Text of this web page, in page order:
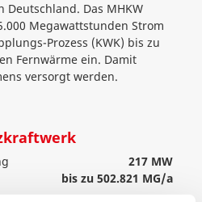
Das MHKW
Megawattstunden Strom
Prozess (KWK) bis zu
Fernwärme ein. Damit
versorgt werden.
217 MW
bis zu 502.821 MG/a